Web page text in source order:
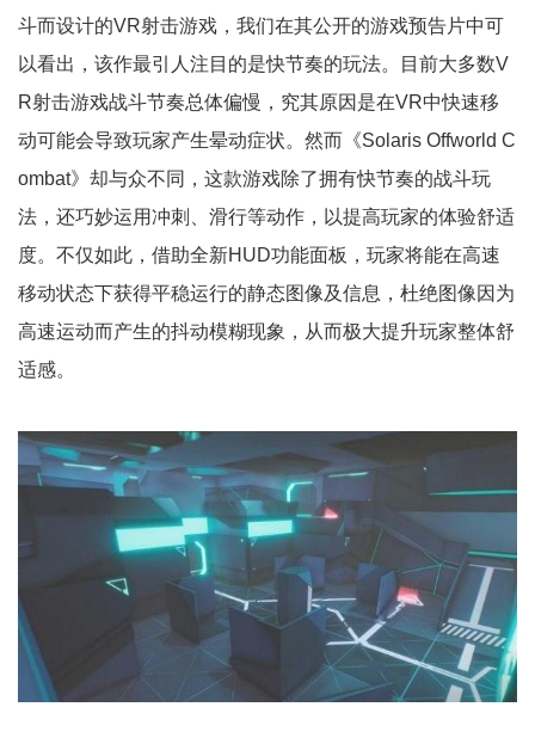
斗而设计的VR射击游戏，我们在其公开的游戏预告片中可
以看出，该作最引人注目的是快节奏的玩法。目前大多数V
R射击游戏战斗节奏总体偏慢，究其原因是在VR中快速移
动可能会导致玩家产生晕动症状。然而《Solaris Offworld C
ombat》却与众不同，这款游戏除了拥有快节奏的战斗玩
法，还巧妙运用冲刺、滑行等动作，以提高玩家的体验舒适
度。不仅如此，借助全新HUD功能面板，玩家将能在高速
移动状态下获得平稳运行的静态图像及信息，杜绝图像因为
高速运动而产生的抖动模糊现象，从而极大提升玩家整体舒
适感。